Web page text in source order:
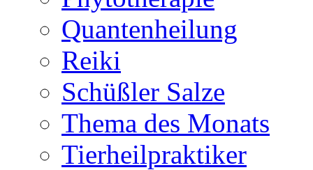
Quantenheilung
Reiki
Schüßler Salze
Thema des Monats
Tierheilpraktiker